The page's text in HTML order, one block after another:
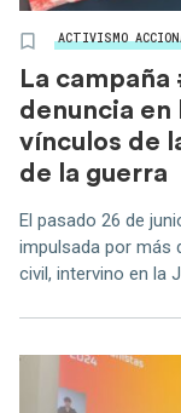
ACTIVISMO
La
denuncia en
vínculos de
de la guerra
El pasado 26 de
impulsada por más
civil, intervino en la